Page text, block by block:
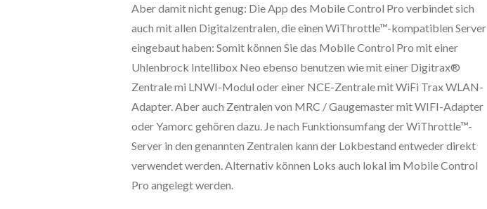
Aber damit nicht genug: Die App des Mobile Control Pro verbindet sich
auch mit allen Digitalzentralen, die einen WiThrottle™-kompatiblen Server
eingebaut haben: Somit können Sie das Mobile Control Pro mit einer
Uhlenbrock Intellibox Neo ebenso benutzen wie mit einer Digitrax®
Zentrale mi LNWI-Modul oder einer NCE-Zentrale mit WiFi Trax WLAN-
Adapter. Aber auch Zentralen von MRC / Gaugemaster mit WIFI-Adapter
oder Yamorc gehören dazu. Je nach Funktionsumfang der WiThrottle™-
Server in den genannten Zentralen kann der Lokbestand entweder direkt
verwendet werden. Alternativ können Loks auch lokal im Mobile Control
Pro angelegt werden.